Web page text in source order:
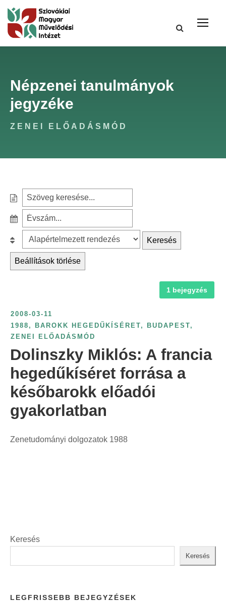
Népzenei tanulmányok
jegyzéke
ZENEI ELŐADÁSMÓD
e
c
h
:
z
é
v
s
z
á
s
z
e
r
e
s
l
á
:
Keresés
Beállítások törlése
1 bejegyzés
2008-03-11
1988 , BAROKK HEGEDŰKÍSÉRET, BUDAPEST,
ZENEI ELŐADÁSMÓD
Dolinszky Miklós: A francia
hegedűkíséret forrása a
későbarokk előadói
gyakorlatban
Zenetudományi dolgozatok 1988
Keresés
Keresés
LEGFRISSEBB BEJEGYZÉSEK